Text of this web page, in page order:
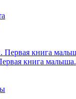
книга малыша.